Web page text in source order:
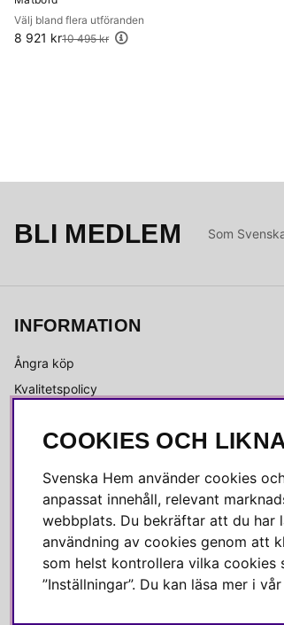
Välj bland flera utföranden
8 921 kr
Ordinarie pris:
10 495 kr
BLI MEDLEM Som
INFORMATION
Ångra köp
Kvalitetspolicy
Köpvillkor
Reklamation & retur
Skötselråd
COOKIES OCH
Svenska Hem använder cookies
anpassat innehåll, relevant
webbplats. Du bekräftar att du
användning av cookies genom att
som helst kontrollera vilka cookies
”Inställningar”. Du kan läsa mer i vår